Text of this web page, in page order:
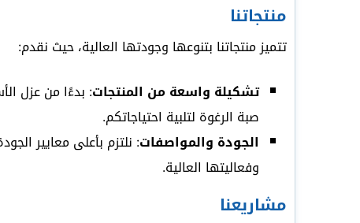
منتجاتنا
تتميز منتجاتنا بتنوعها وجودتها العالية، حيث نقدم:
تشكيلة واسعة من المنتجات: بدءًا من عزل
صبة الرغوة لتلبية احتياجاتكم.
الجودة والمواصفات: نلتزم بأعلى معايير
وفعاليتها العالية.
مشاريعنا